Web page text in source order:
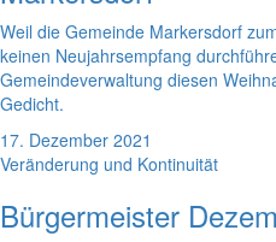
Weil die Gemeinde Markersdorf
keinen Neujahrsempfang
Gemeindeverwaltung diesen
Gedicht.
17. Dezember 2021
Veränderung und Kontinuität
Bürgermeister